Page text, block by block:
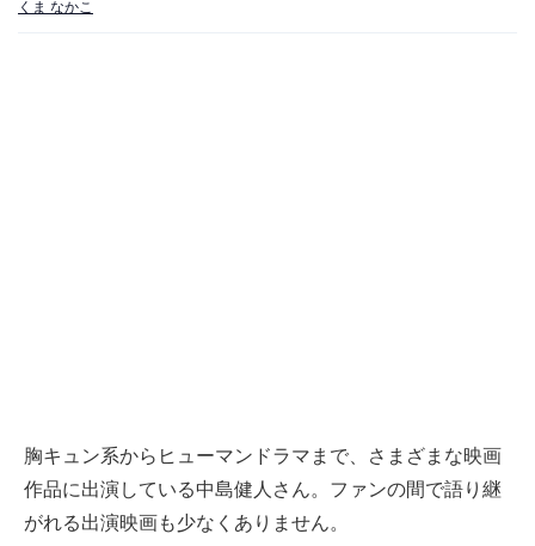
くま なかこ
胸キュン系からヒューマンドラマまで、さまざまな映画
作品に出演している中島健人さん。ファンの間で語り継
がれる出演映画も少なくありません。